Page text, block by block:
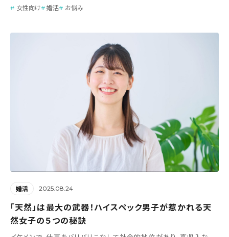
女性向け 婚活 お悩み
婚活 2025.08.24
「天然」は最大の武器！ハイスペック男子が惹かれる天
然女子の５つの秘訣